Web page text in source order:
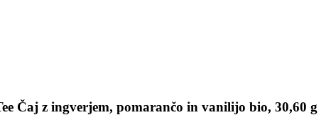
Čaj z ingverjem, pomarančo in vanilijo bio, 30,60 g